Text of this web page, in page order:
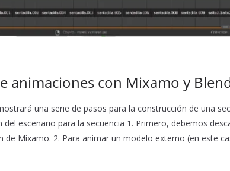
animaciones con Mixamo y
una serie de pasos para la construcción de una
del escenario para la secuencia 1. Primero, debemos
de Mixamo. 2. Para animar un modelo externo (en este